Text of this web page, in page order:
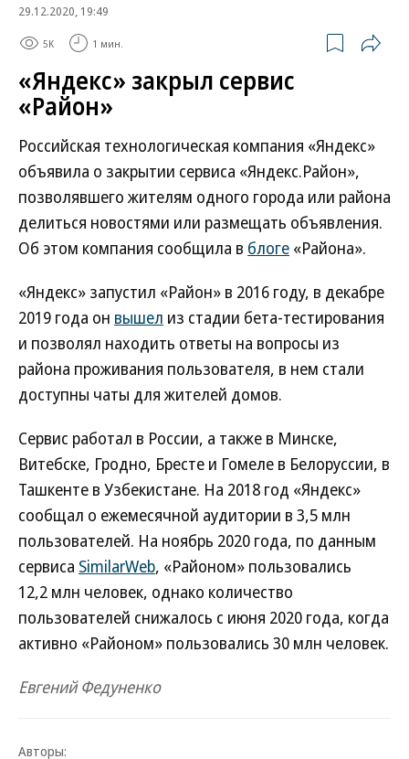
29.12.2020, 19:49
5K 1 мин.
«Яндекс» закрыл сервис
«Район»
Российская технологическая компания «Яндекс»
объявила о закрытии сервиса «Яндекс.Район»,
позволявшего жителям одного города или района
делиться новостями или размещать объявления.
Об этом компания сообщила в блоге «Района».
«Яндекс» запустил «Район» в 2016 году, в декабре
2019 года он вышел из стадии бета-тестирования
и позволял находить ответы на вопросы из
района проживания пользователя, в нем стали
доступны чаты для жителей домов.
Сервис работал в России, а также в Минске,
Витебске, Гродно, Бресте и Гомеле в Белоруссии, в
Ташкенте в Узбекистане. На 2018 год «Яндекс»
сообщал о ежемесячной аудитории в 3,5 млн
пользователей. На ноябрь 2020 года, по данным
сервиса SimilarWeb, «Районом» пользовались
12,2 млн человек, однако количество
пользователей снижалось с июня 2020 года, когда
активно «Районом» пользовались 30 млн человек.
Евгений Федуненко
Авторы: